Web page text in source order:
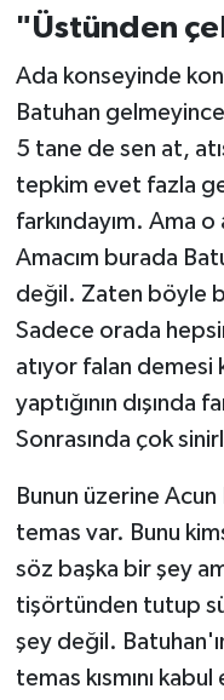
"Üstünden
Ada konseyinde
Batuhan
5 tane de sen at,
tepkim evet fazla
farkındayım. Ama o
Amacım burada
değil. Zaten böyle
Sadece orada
atıyor falan demesi
yaptığının dışında
Sonrasında çok
Bunun üzerine
temas var. Bunu
söz başka bir şey
tişörtünden tutup
şey değil.
temas kısmını